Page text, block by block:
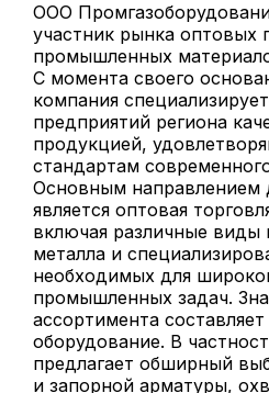
ООО
участник рынка оптовых
промышленных
С момента своего
компания
предприятий региона
продукцией,
стандартам
Основным направлением
является оптовая
включая различные виды
металла и
необходимых для
промышленных задач.
ассортимента
оборудование. В
предлагает обширный
и запорной арматуры,